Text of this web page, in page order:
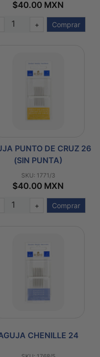
$40.00 MXN
+ Comprar
PUNTO DE CRUZ 26
(SIN PUNTA)
SKU: 1771/3
$40.00 MXN
+ Comprar
CHENILLE 24